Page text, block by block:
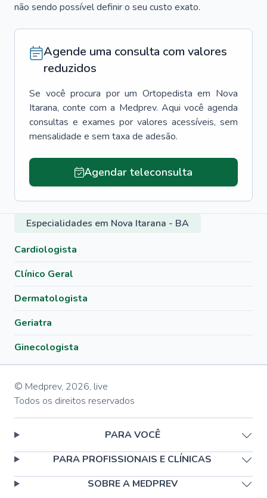
não sendo possível definir o seu custo exato.
Agende uma consulta com valores
reduzidos
Se você procura por um Ortopedista em Nova
Itarana, conte com a Medprev. Aqui você agenda
consultas e exames por valores acessíveis, sem
mensalidade e sem taxa de adesão.
Agendar teleconsulta
Especialidades em Nova Itarana - BA
Cardiologista
Clínico Geral
Dermatologista
Geriatra
Ginecologista
© Medprev, 2026, live
Todos os direitos reservados
PARA VOCÊ
PARA PROFISSIONAIS E CLÍNICAS
SOBRE A MEDPREV